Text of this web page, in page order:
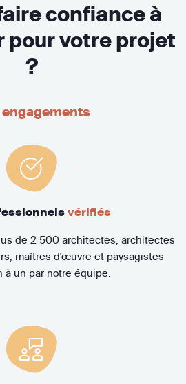
confiance à
pour votre projet
?
engagements
vérifiés
de 2 500 architectes, architectes
maîtres d'œuvre et paysagistes
à un par notre équipe.